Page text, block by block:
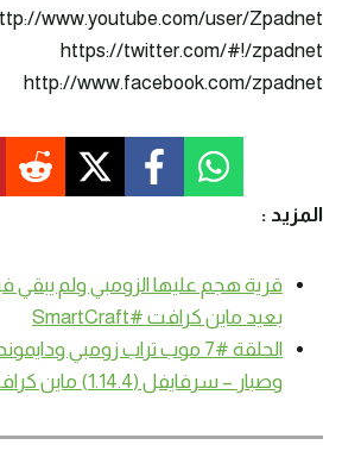
www.youtube.com/user/Zpadnet
https://twitter.com/#!/zpadnet
http://www.facebook.com/zpadnet
المزيد :
قرية هجم عليها الزومبي ولم يبقي
بعيد ماين كرافت #SmartCraft
الحلقة #7 موب تراب زومبي
وصبار – سرفايفل (1.14.4) ماين كرافت #SmartCraft